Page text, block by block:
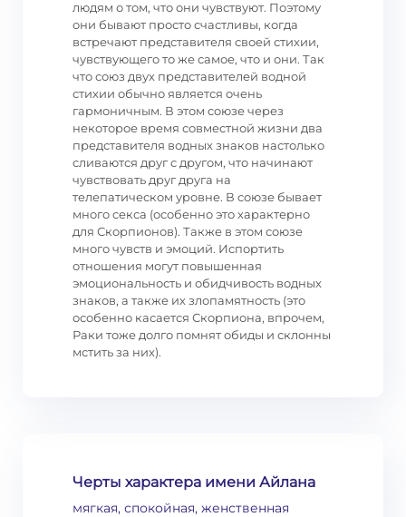
людям о том, что они чувствуют. Поэтому
они бывают просто счастливы, когда
встречают представителя своей стихии,
чувствующего то же самое, что и они. Так
что союз двух представителей водной
стихии обычно является очень
гармоничным. В этом союзе через
некоторое время совместной жизни два
представителя водных знаков настолько
сливаются друг с другом, что начинают
чувствовать друг друга на
телепатическом уровне. В союзе бывает
много секса (особенно это характерно
для Скорпионов). Также в этом союзе
много чувств и эмоций. Испортить
отношения могут повышенная
эмоциональность и обидчивость водных
знаков, а также их злопамятность (это
особенно касается Скорпиона, впрочем,
Раки тоже долго помнят обиды и склонны
мстить за них).
Черты характера имени Айлана
мягкая, спокойная, женственная